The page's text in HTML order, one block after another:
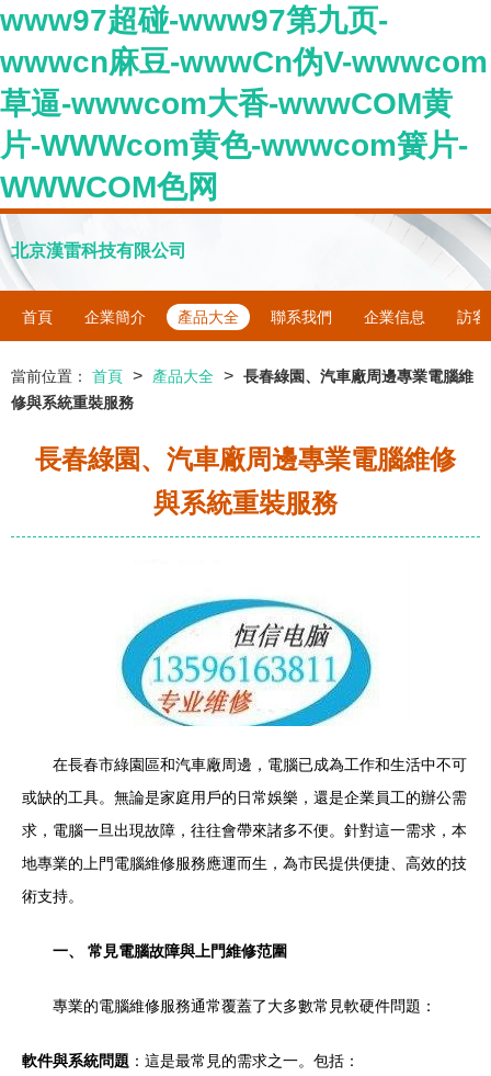
www97超碰-www97第九页-
wwwcn麻豆-wwwCn伪V-wwwcom
草逼-wwwcom大香-wwwCOM黄
片-WWWcom黄色-wwwcom簧片-
WWWCOM色网
北京漢雷科技有限公司
首頁 企業簡介 產品大全 聯系我們 企業信息 訪客
當前位置： 首頁 > 產品大全 > 長春綠園、汽車廠周邊專業電腦維
修與系統重裝服務
長春綠園、汽車廠周邊專業電腦維修
與系統重裝服務
在長春市綠園區和汽車廠周邊，電腦已成為工作和生活中不可
或缺的工具。無論是家庭用戶的日常娛樂，還是企業員工的辦公需
求，電腦一旦出現故障，往往會帶來諸多不便。針對這一需求，本
地專業的上門電腦維修服務應運而生，為市民提供便捷、高效的技
術支持。
一、 常見電腦故障與上門維修范圍
專業的電腦維修服務通常覆蓋了大多數常見軟硬件問題：
軟件與系統問題 ：這是最常見的需求之一。包括：